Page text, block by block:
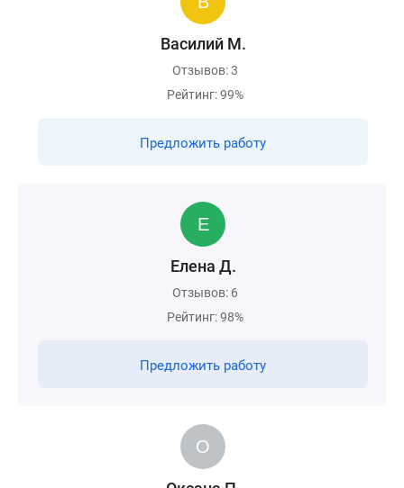
Василий М.
Отзывов: 3
Рейтинг: 99%
Предложить работу
Елена Д.
Отзывов: 6
Рейтинг: 98%
Предложить работу